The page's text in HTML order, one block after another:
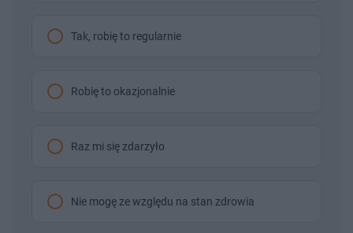
Tak, robię to regularnie
Robię to okazjonalnie
Raz mi się zdarzyło
Nie mogę ze względu na stan zdrowia